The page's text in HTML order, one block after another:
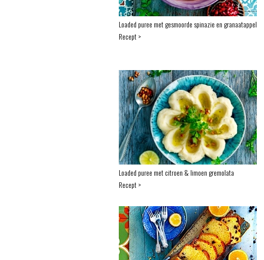
Loaded puree met gesmoorde spinazie en granaatappel
Recept >
Loaded puree met citroen & limoen gremolata
Recept >